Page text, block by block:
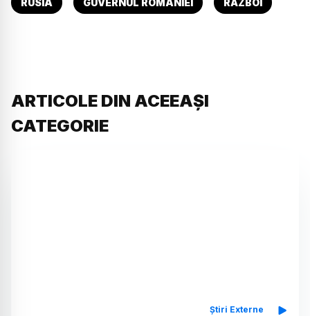
RUSIA GUVERNUL ROMÂNIEI RĂZBOI
ARTICOLE DIN ACEEAȘI
CATEGORIE
Știri Externe